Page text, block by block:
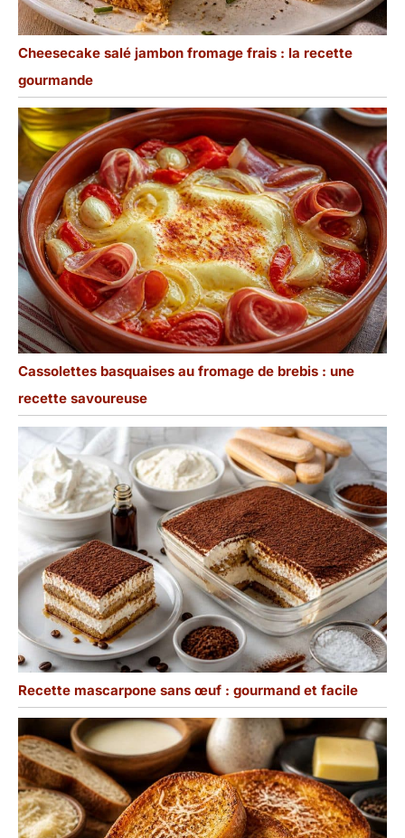
Cheesecake salé jambon fromage frais : la recette
gourmande
Cassolettes basquaises au fromage de brebis : une
recette savoureuse
Recette mascarpone sans œuf : gourmand et facile